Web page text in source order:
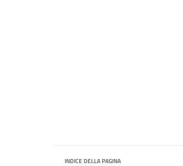
INDICE DELLA PAGINA